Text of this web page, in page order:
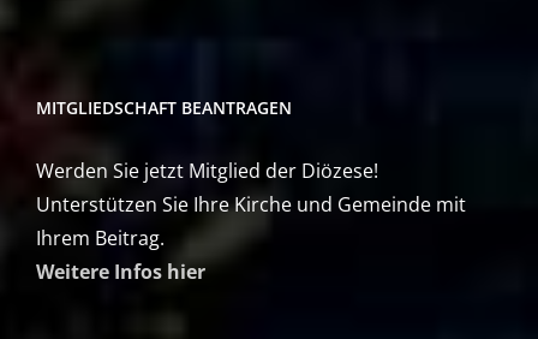
MITGLIEDSCHAFT BEANTRAGEN
Werden Sie jetzt Mitglied der Diözese!
Unterstützen Sie Ihre Kirche und Gemeinde mit
Ihrem Beitrag.
Weitere Infos hier